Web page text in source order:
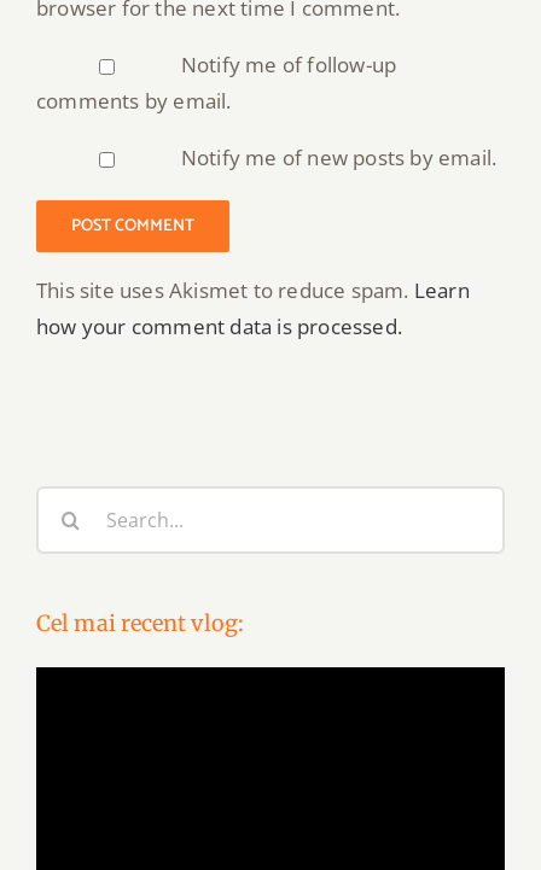
browser for the next time I comment.
Notify me of follow-up
comments by email.
Notify me of new posts by email.
This site uses Akismet to reduce spam. Learn
how your comment data is processed.
Cel mai recent vlog: